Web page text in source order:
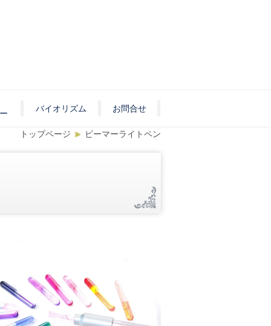
バイオリズム お問合せ
トップページ ビーマーライトペン